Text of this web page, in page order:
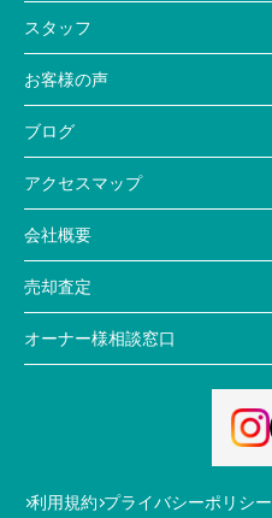
スタッフ
お客様の声
ブログ
アクセスマップ
会社概要
売却査定
オーナー様相談窓口
利用規約 プライバシーポリシー